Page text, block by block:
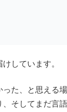
しています。
た、と思える場
そしてまだ言